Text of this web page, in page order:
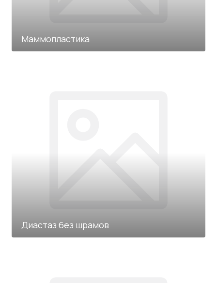
Маммопластика
Диастаз без шрамов